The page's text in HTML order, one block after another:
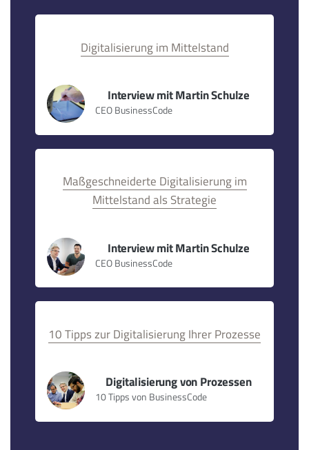
Digitalisierung im Mittelstand
Interview mit Martin Schulze
CEO BusinessCode
Maßgeschneiderte Digitalisierung im
Mittelstand als Strategie
Interview mit Martin Schulze
CEO BusinessCode
10 Tipps zur Digitalisierung Ihrer Prozesse
Digitalisierung von Prozessen
10 Tipps von BusinessCode